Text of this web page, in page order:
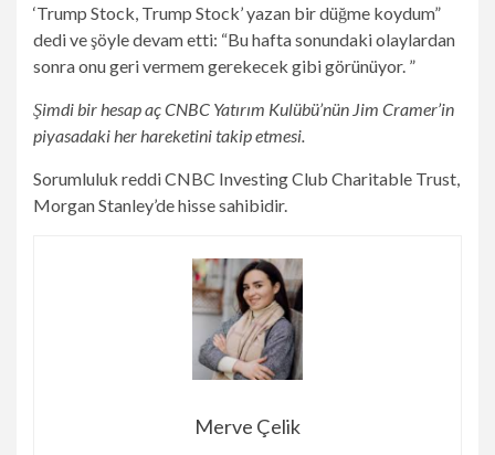
‘Trump Stock, Trump Stock’ yazan bir düğme koydum”
dedi ve şöyle devam etti: “Bu hafta sonundaki olaylardan
sonra onu geri vermem gerekecek gibi görünüyor. ”
Şimdi bir hesap açCNBC Yatırım Kulübü’nün Jim Cramer’in
piyasadaki her hareketini takip etmesi.
Sorumluluk reddi CNBC Investing Club Charitable Trust,
Morgan Stanley’de hisse sahibidir.
Merve Çelik